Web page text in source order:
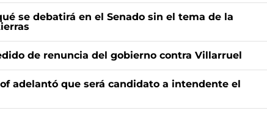
se debatirá en el Senado sin el tema de la
de renuncia del gobierno contra Villarruel
adelantó que será candidato a intendente el